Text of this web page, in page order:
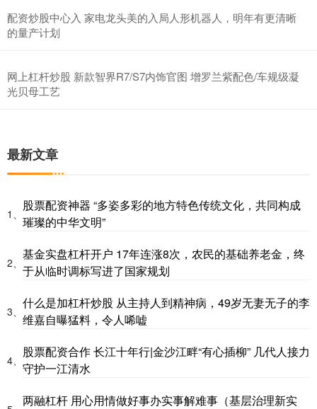
配资炒股中心入 家电龙头美的入局人形机器人，明年有更清晰
的量产计划
网上杠杆炒股 新款智界R7/S7内饰官图 增罗兰紫配色/车规级凝
光贝母工艺
最新文章
1、
股票配资神器 “多姿多彩的地方特色传统文化，共同构成
璀璨的中华文明”
2、
基金实盘杠杆开户 17年连涨8次，农民的基础养老金，终
于从临时调标写进了国家规划
3、
什么是加杠杆炒股 从主持人到精神病，49岁无妻无子的李
维嘉自曝猛料，令人唏嘘
4、
股票配资合作 长江十年行|金沙江畔“有心插柳” 几代人接力
守护一江清水
两融杠杆 用心用情做好事办实事解难事（基层治理新实